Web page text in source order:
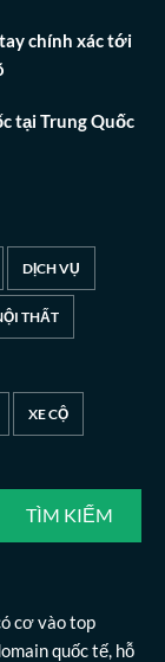
chính xác tới
tại Trung Quốc
DỊCH VỤ
THẤT
XE CỘ
cơ vào top
quốc tế, hỗ